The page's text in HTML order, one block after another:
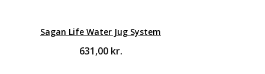
Sagan Life Water Jug System
631,00 kr.